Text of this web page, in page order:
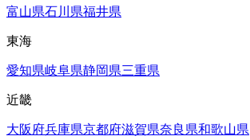
富山県石川県福井県
東海
愛知県岐阜県静岡県三重県
近畿
大阪府兵庫県京都府滋賀県奈良県和歌山県